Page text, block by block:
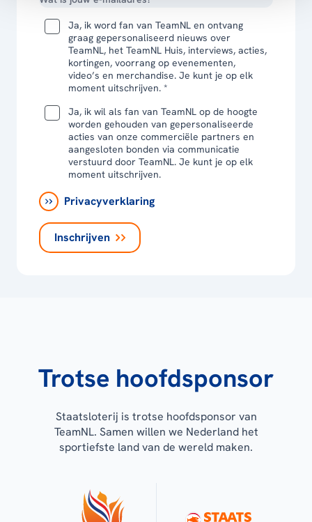
Ja, ik word fan van TeamNL en ontvang
graag gepersonaliseerd nieuws over
TeamNL, het TeamNL Huis, interviews, acties,
kortingen, voorrang op evenementen,
video’s en merchandise. Je kunt je op elk
moment uitschrijven. *
Ja, ik wil als fan van TeamNL op de hoogte
worden gehouden van gepersonaliseerde
acties van onze commerciële partners en
aangesloten bonden via communicatie
verstuurd door TeamNL. Je kunt je op elk
moment uitschrijven.
Privacyverklaring
Inschrijven
Trotse hoofdsponsor
Staatsloterij is trotse hoofdsponsor van
TeamNL. Samen willen we Nederland het
sportiefste land van de wereld maken.